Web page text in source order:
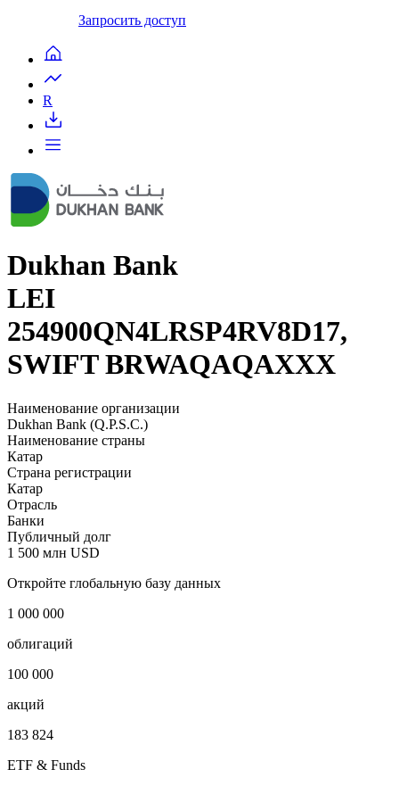
Запросить доступ
R
Dukhan Bank
LEI
254900QN4LRSP4RV8D17,
SWIFT BRWAQAQAXXX
Наименование организации
Dukhan Bank (Q.P.S.C.)
Наименование страны
Катар
Страна регистрации
Катар
Отрасль
Банки
Публичный долг
1 500 млн USD
Откройте глобальную базу данных
1 000 000
облигаций
100 000
акций
183 824
ETF & Funds